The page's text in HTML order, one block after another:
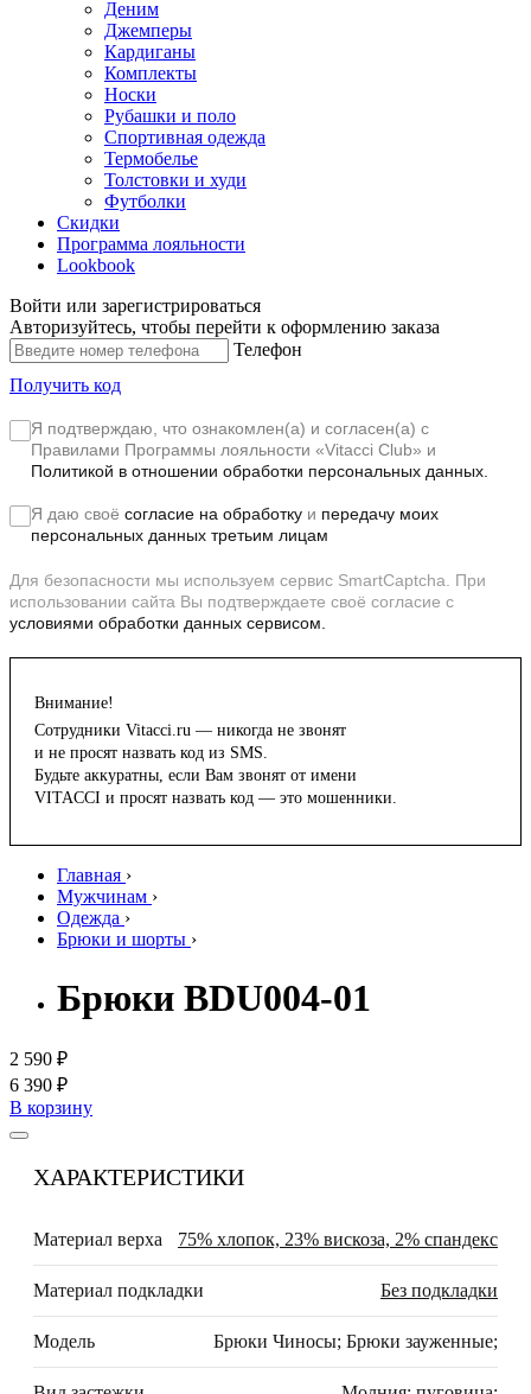
Деним
Джемперы
Кардиганы
Комплекты
Носки
Рубашки и поло
Спортивная одежда
Термобелье
Толстовки и худи
Футболки
Скидки
Программа лояльности
Lookbook
Войти или зарегистрироваться
Авторизуйтесь, чтобы перейти к оформлению заказа
Телефон
Получить код
Я подтверждаю, что ознакомлен(а) и согласен(а) с
Правилами Программы лояльности «Vitacci Club» и
Политикой в отношении обработки персональных данных.
Я даю своё согласие на обработку и передачу моих
персональных данных третьим лицам
Для безопасности мы используем сервис SmartCaptcha. При
использовании сайта Вы подтверждаете своё согласие с
условиями обработки данных сервисом.
Внимание!
Сотрудники Vitacci.ru — никогда не звонят
и не просят назвать код из SMS.
Будьте аккуратны, если Вам звонят от имени
VITACCI и просят назвать код — это мошенники.
Главная ›
Мужчинам ›
Одежда ›
Брюки и шорты ›
Брюки BDU004-01
2 590 ₽
6 390 ₽
В корзину
ХАРАКТЕРИСТИКИ
Материал верха 75% хлопок, 23% вискоза, 2% спандекс
Материал подкладки Без подкладки
Модель Брюки Чиносы; Брюки зауженные;